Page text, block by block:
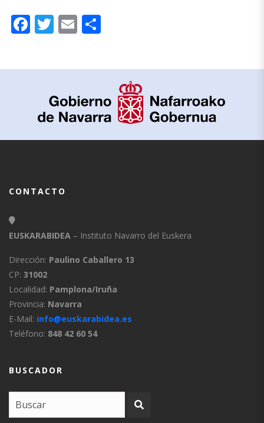
Facebook
Twitter
Email
CONTACTO
EUSKARABIDEA – Instituto Navarro del Euskera
Dirección: Paulino Caballero 13
CP: 31002
Localidad: Pamplona/Iruña
Provincia: Navarra
E-Mail: info@euskarabidea.es
Teléfono: 848 42 60 54
BUSCADOR